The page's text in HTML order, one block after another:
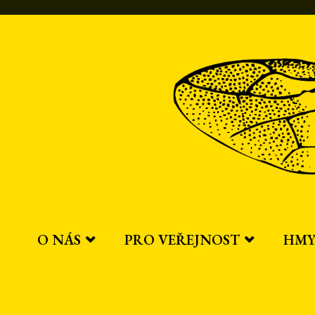
O NÁS PRO VEŘEJNOST